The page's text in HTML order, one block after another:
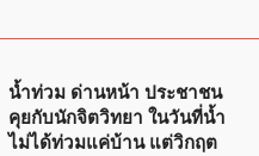
น้ำท่วม ด่านหน้า ประชาชน
คุยกับนักจิตวิทยา ในวันที่น้ำ
ไม่ได้ท่วมแค่บ้าน แต่วิกฤต